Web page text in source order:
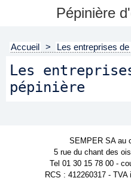
Pépinière
Accueil > Les entreprises
Les
pépinière
SEMPER SA au
5 rue du chant des
Tel 01 30 15 78 00 -
RCS : 412260317 -